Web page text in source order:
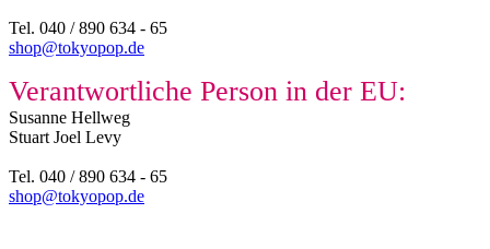
Tel. 040 / 890 634 - 65
shop@tokyopop.de
Verantwortliche Person in der EU:
Susanne Hellweg​
Stuart Joel Levy
Tel. 040 / 890 634 - 65
shop@tokyopop.de